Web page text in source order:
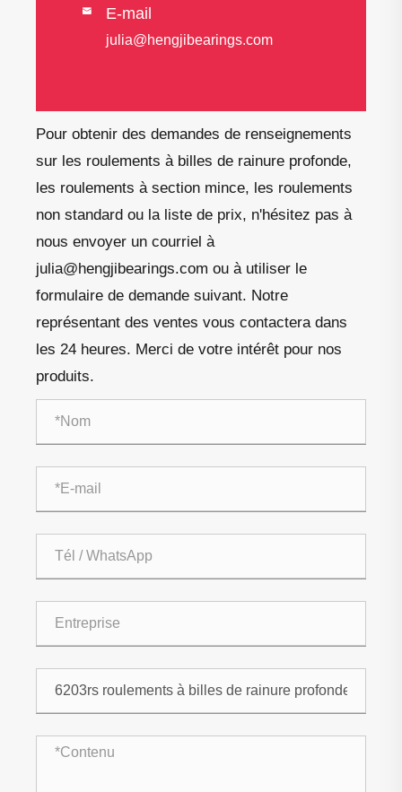
 E-mail
julia@hengjibearings.com
Pour obtenir des demandes de renseignements
sur les roulements à billes de rainure profonde,
les roulements à section mince, les roulements
non standard ou la liste de prix, n'hésitez pas à
nous envoyer un courriel à
julia@hengjibearings.com ou à utiliser le
formulaire de demande suivant. Notre
représentant des ventes vous contactera dans
les 24 heures. Merci de votre intérêt pour nos
produits.